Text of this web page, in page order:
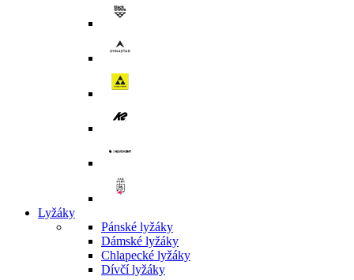
Lyžáky
Pánské lyžáky
Dámské lyžáky
Chlapecké lyžáky
Dívčí lyžáky